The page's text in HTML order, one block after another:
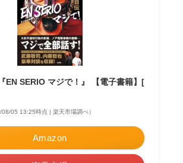
EN SERIO マジで！』 【電子書籍】[
08/05 13:25時点 | 楽天市場調べ）
Amazon